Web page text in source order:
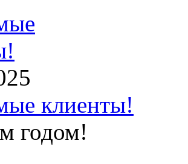
клиенты!
годом!